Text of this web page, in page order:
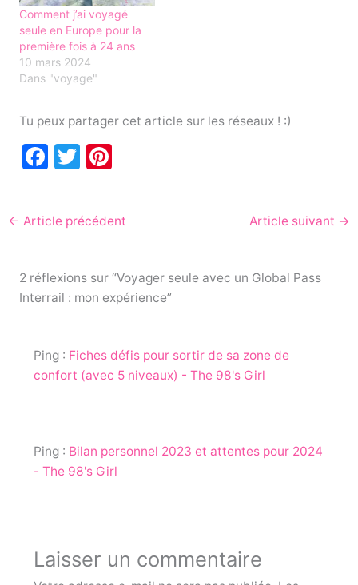
Comment j’ai voyagé
seule en Europe pour la
première fois à 24 ans
10 mars 2024
Dans "voyage"
Tu peux partager cet article sur les réseaux ! :)
F
c
e
o
o
T
itt
er
Pi
e
← Article précédent Article suivant →
2 réflexions sur “Voyager seule avec un Global Pass
Interrail : mon expérience”
Ping : Fiches défis pour sortir de sa zone de
confort (avec 5 niveaux) - The 98's Girl
Ping : Bilan personnel 2023 et attentes pour 2024
- The 98's Girl
Laisser un commentaire